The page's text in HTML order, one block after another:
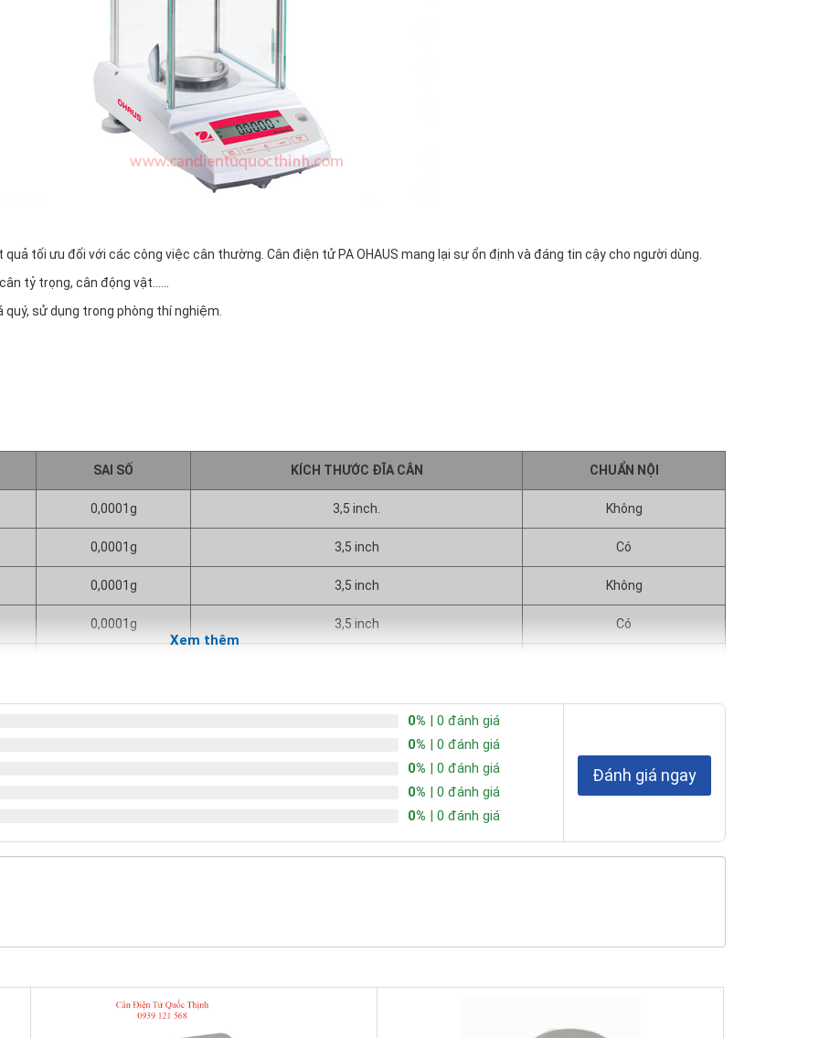
tối ưu đối với các công việc cân thường. Cân điện tử PA OHAUS mang lại sự ổn định và đáng tin cậy cho người dùng.
tỷ trọng, cân động vật......
quý, sử dụng trong phòng thí nghiệm.
SAI SỐ KÍCH THƯỚC ĐĨA CÂN CHUẨN NỘI
0,0001g 3,5 inch. Không
0,0001g 3,5 inch Có
0,0001g 3,5 inch Không
0,0001g 3,5 inch Có
0,0001g 3,5 inch Có
Có
0,001g 4,7 inch Có
0,01g
Xem thêm
0% | 0 đánh giá
0% | 0 đánh giá
0% | 0 đánh giá
0% | 0 đánh giá
0% | 0 đánh giá
Đánh giá ngay